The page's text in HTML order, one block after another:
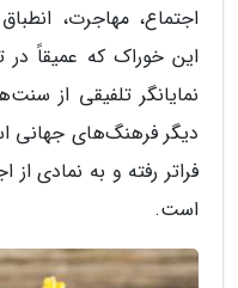
اجتماع، مهاجرت،
این خوراک که عمیقاً
نمایانگر تلفیقی از
دیگر فرهنگ‌های جهانی
فراتر رفته و به نمادی
است.